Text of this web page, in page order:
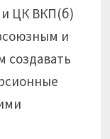
ЦК ВКП(б)
и
создавать